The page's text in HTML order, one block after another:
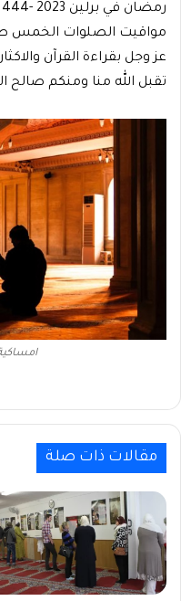
مواقيت الصلوات الخمس
عز وجل بقراءة القرآن
تقبل الله منا ومنكم صالح
مقالات ذات صلة